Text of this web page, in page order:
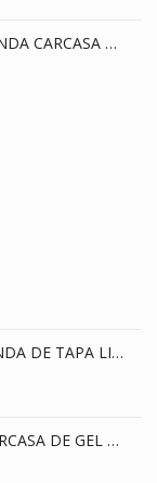
PARA XIAOMI Mi5 S PLUS FUNDA CARCASA DE GEL TPU FLEXIBLE CON DISEÑO CHOCOLATE
⭐PARA XIAOMI Mi A1/ 5X FUNDA DE TAPA LIBRO FLIP COVER CON VENTANA EN POLIPIEL
PARA XIAOMI Mi6 FUNDA CARCASA DE GEL TPU TRANSPARENTE PREMIUM